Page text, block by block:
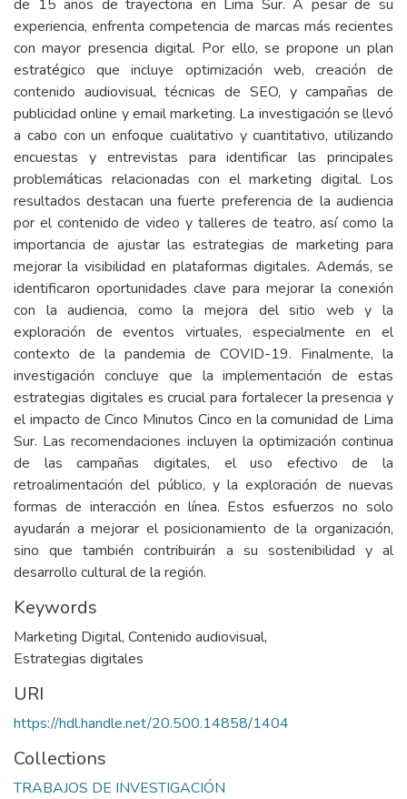
de 15 años de trayectoria en Lima Sur. A pesar de su
experiencia, enfrenta competencia de marcas más recientes
con mayor presencia digital. Por ello, se propone un plan
estratégico que incluye optimización web, creación de
contenido audiovisual, técnicas de SEO, y campañas de
publicidad online y email marketing. La investigación se llevó
a cabo con un enfoque cualitativo y cuantitativo, utilizando
encuestas y entrevistas para identificar las principales
problemáticas relacionadas con el marketing digital. Los
resultados destacan una fuerte preferencia de la audiencia
por el contenido de video y talleres de teatro, así como la
importancia de ajustar las estrategias de marketing para
mejorar la visibilidad en plataformas digitales. Además, se
identificaron oportunidades clave para mejorar la conexión
con la audiencia, como la mejora del sitio web y la
exploración de eventos virtuales, especialmente en el
contexto de la pandemia de COVID-19. Finalmente, la
investigación concluye que la implementación de estas
estrategias digitales es crucial para fortalecer la presencia y
el impacto de Cinco Minutos Cinco en la comunidad de Lima
Sur. Las recomendaciones incluyen la optimización continua
de las campañas digitales, el uso efectivo de la
retroalimentación del público, y la exploración de nuevas
formas de interacción en línea. Estos esfuerzos no solo
ayudarán a mejorar el posicionamiento de la organización,
sino que también contribuirán a su sostenibilidad y al
desarrollo cultural de la región.
Keywords
Marketing Digital, Contenido audiovisual,
Estrategias digitales
URI
https://hdl.handle.net/20.500.14858/1404
Collections
TRABAJOS DE INVESTIGACIÓN